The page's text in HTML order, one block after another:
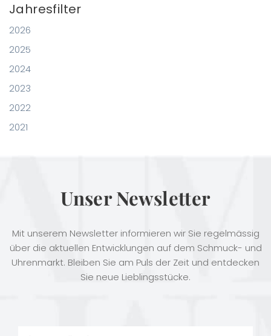
Jahresfilter
2026
2025
2024
2023
2022
2021
Unser Newsletter
Mit unserem Newsletter informieren wir Sie regelmässig
über die aktuellen Entwicklungen auf dem Schmuck- und
Uhrenmarkt. Bleiben Sie am Puls der Zeit und entdecken
Sie neue Lieblingsstücke.